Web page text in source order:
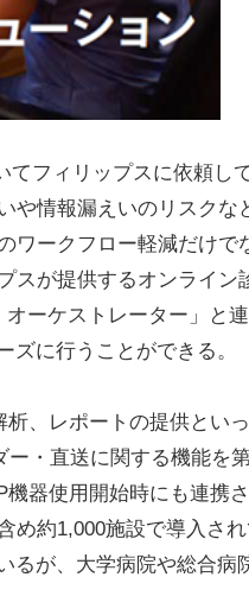
フィリップスに依頼し
や情報漏えいのリスクな
ワークフロー軽減だけで
スが提供するオンライン
ーケストレーター」と
に行うことができる。
、レポートの提供とい
・直送に関する機能を
器使用開始時にも連携
め約1,000施設で導入さ
るが、大学病院や総合病